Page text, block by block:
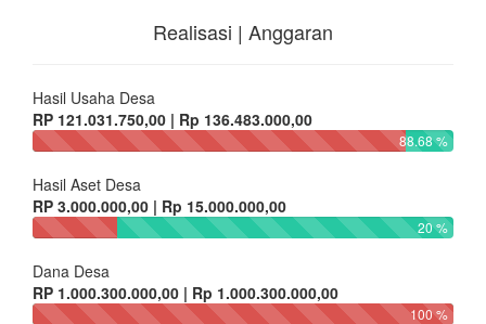
Realisasi | Anggaran
Hasil Usaha Desa
RP 121.031.750,00 | Rp 136.483.000,00
88.68 %
Hasil Aset Desa
RP 3.000.000,00 | Rp 15.000.000,00
20 %
Dana Desa
RP 1.000.300.000,00 | Rp 1.000.300.000,00
100 %